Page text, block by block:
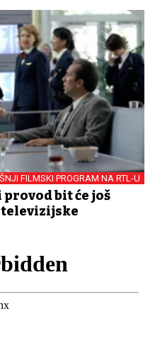
FILMSKI PROGRAM NA RTL-U
bit će još
televizijske